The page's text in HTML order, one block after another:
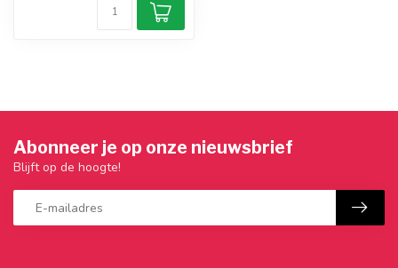
Abonneer je op onze nieuwsbrief
Blijft op de hoogte!